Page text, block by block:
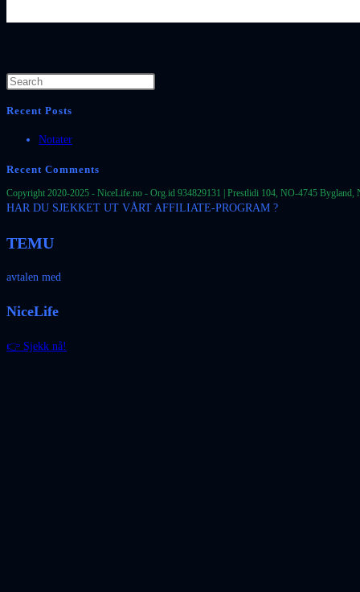
Recent Posts
Notater
Recent Comments
Copyright 2020-2025 - NiceLife.no - Org.id 934829131 | Prestlidi 104, NO-4745
HAR DU SJEKKET UT VÅRT AFFILIATE-PROGRAM ?
TEMU
avtalen med
NiceLife
👉 Sjekk nå!